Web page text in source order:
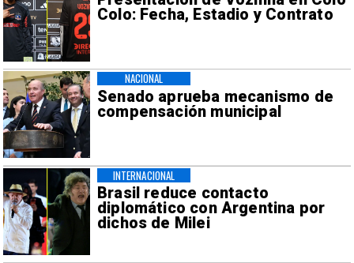
Colo: Fecha, Estadio y Contrato
Senado aprueba mecanismo de
compensación municipal
NACIONAL
Brasil reduce contacto
diplomático con Argentina por
dichos de Milei
INTERNACIONAL